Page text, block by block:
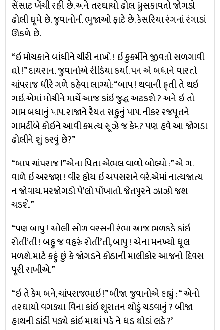
સેંસાટ ખેંચી રહી છે. અને તરઘાયો ઢોલ ધ્રુસકાવતો જોગડો
ઢોલી ઘૂમે છે. જુવાનોની ભુજાઓ ફાટે છે. કેસરિયા રંગનાં રંગાડાં
ઊકળે છે.
“ઇ મોચકાને બાંધીને ચીરી નાખો ! ઇ કુકર્મીને જીવતો સળગાવી
દ્યો !” દાયરાના જુવાનોએ રીડિયા કર્યાં. પન એ બધાને વારતો
ચાંપરાજ ધીરે ગળે કહેવા લાગ્યો: “બાપ ! થવાની હ્તી તે થઇ
ગઇ. એમાં મોચીને માર્યે આજ કાંઇ જુદ્ધ અટકશે ? અને ઇ તો
ગામ બધાનું પાપ. રાજાને રૈયત સહુનું પાપ. નીકર રજપૂતને
ગામટીંબે કોઇને આવી કમત્ય સૂઝે જ કેમ? પણ હવે આ જોગડા
ઢોલીને શું કરવું છે?”
“બાપ ચાંપરાજ !”એના પિતા એભલ વાળો બોલ્યો :” એ ગા
વાળે ઇ અરજણ ! વીર હોય ઇ અપસરાને વરે.એમાં નાત્યજાત્ય
ન જોવાય. મરજોગડો પે’લો પોંખાતો. જેતપુરને ઝાઝો જશ
ચડશે.”
“પણ બાપુ ! ઓલી સોળ વરસની રંભા આજ ભળકડે કાંઇ
રોતી’તી ! બહુ જ વહરું રોતી’તી, બાપુ ! એના મનખ્યો ધૂલ
મળશે. માટે કહું છું કે જોગડને કોઠાની માલીકોર આજનો દિવસ
પૂરી રાખીએ.”
“ઇ તે કેમ બને, ચાંપરાજભાઇ !” બીજા જુવાનોએ કહ્યું : “ એનો
તરઘાયો વગડ્યા વિના કાંઇ શૂરાતન થોડું ચડવાનું ? બીજા
હાથની ડાંડી પડ્યે કાંઇ માથાં પડે ને ધડ થોડાં લડે ?’